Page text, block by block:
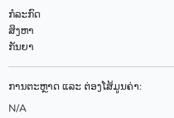
ກໍລະກົດ
ສິງຫາ
ກັນຍາ
ການຕະຫຼາດ ແລະ ຕ່ອງໂສ້ມູນຄ່າ:
N/A